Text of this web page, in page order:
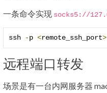
一条命令实现 socks5: //
ssh -p <remote_ssh_port>
远程端口转发
场景是有一台内网服务器